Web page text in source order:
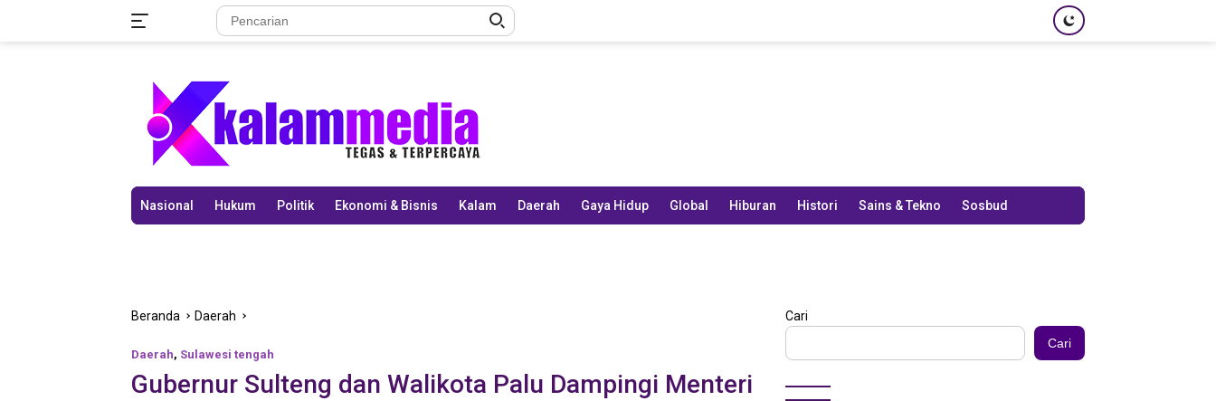
Nasional Hukum Politik Ekonomi & Bisnis Kalam Daerah Gaya Hidup Global Hiburan Histori Sains & Tekno Sosbud
Beranda Daerah
Daerah, Sulawesi tengah
Gubernur Sulteng dan Walikota Palu Dampingi Menteri
Cari
Cari